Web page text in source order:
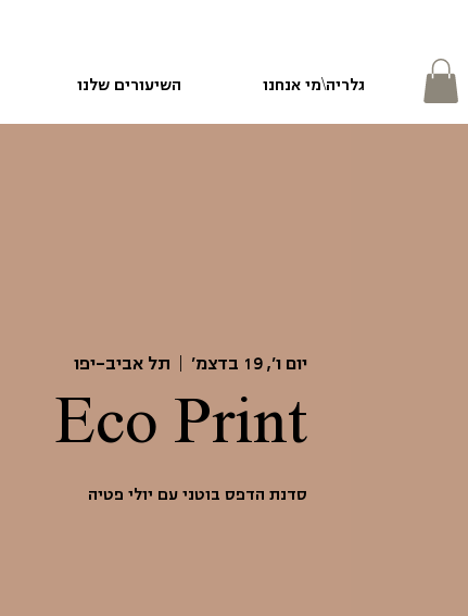
השיעורים שלנו גלריה\מי אנחנו
יום ו׳, 19 בדצמ׳ תל אביב-יפו
Eco Print
סדנת הדפס בוטני עם יולי פטיה